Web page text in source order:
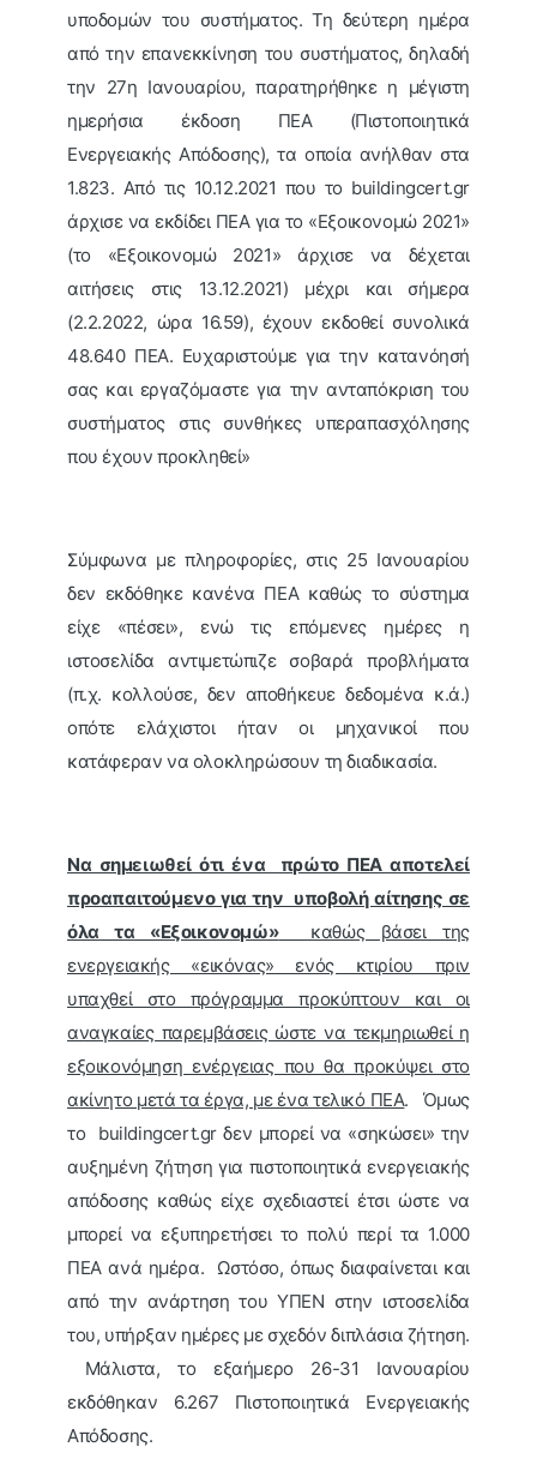
υποδομών του συστήματος. Τη δεύτερη ημέρα
από την επανεκκίνηση του συστήματος, δηλαδή
την 27η Ιανουαρίου, παρατηρήθηκε η μέγιστη
ημερήσια έκδοση ΠΕΑ (Πιστοποιητικά
Ενεργειακής Απόδοσης), τα οποία ανήλθαν στα
1.823. Από τις 10.12.2021 που το buildingcert.gr
άρχισε να εκδίδει ΠΕΑ για το «Εξοικονομώ 2021»
(το «Εξοικονομώ 2021» άρχισε να δέχεται
αιτήσεις στις 13.12.2021) μέχρι και σήμερα
(2.2.2022, ώρα 16.59), έχουν εκδοθεί συνολικά
48.640 ΠΕΑ. Ευχαριστούμε για την κατανόησή
σας και εργαζόμαστε για την ανταπόκριση του
συστήματος στις συνθήκες υπεραπασχόλησης
που έχουν προκληθεί»
Σύμφωνα με πληροφορίες, στις 25 Ιανουαρίου
δεν εκδόθηκε κανένα ΠΕΑ καθώς το σύστημα
είχε «πέσει», ενώ τις επόμενες ημέρες η
ιστοσελίδα αντιμετώπιζε σοβαρά προβλήματα
(π.χ. κολλούσε, δεν αποθήκευε δεδομένα κ.ά.)
οπότε ελάχιστοι ήταν οι μηχανικοί που
κατάφεραν να ολοκληρώσουν τη διαδικασία.
Να σημειωθεί ότι ένα πρώτο ΠΕΑ αποτελεί
προαπαιτούμενο για την υποβολή αίτησης σε
όλα τα «Εξοικονομώ»καθώς βάσει της
ενεργειακής «εικόνας» ενός κτιρίου πριν
υπαχθεί στο πρόγραμμα προκύπτουν και οι
αναγκαίες παρεμβάσεις ώστε να τεκμηριωθεί η
εξοικονόμηση ενέργειας που θα προκύψει στο
ακίνητο μετά τα έργα, με ένα τελικό ΠΕΑ. Όμως
το buildingcert.gr δεν μπορεί να «σηκώσει» την
αυξημένη ζήτηση για πιστοποιητικά ενεργειακής
απόδοσης καθώς είχε σχεδιαστεί έτσι ώστε να
μπορεί να εξυπηρετήσει το πολύ περί τα 1.000
ΠΕΑ ανά ημέρα. Ωστόσο, όπως διαφαίνεται και
από την ανάρτηση του ΥΠΕΝ στην ιστοσελίδα
του, υπήρξαν ημέρες με σχεδόν διπλάσια ζήτηση.
Μάλιστα, το εξαήμερο 26-31 Ιανουαρίου
εκδόθηκαν 6.267 Πιστοποιητικά Ενεργειακής
Απόδοσης.